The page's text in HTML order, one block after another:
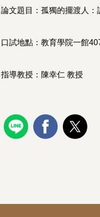
論文題目：孤獨的擺渡人
口試地點：教育學院一館
指導教授：陳幸仁 教授